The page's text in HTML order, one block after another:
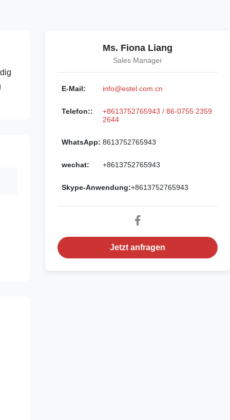
Ms. Fiona Liang
Sales Manager
E-Mail: info@estel.com.cn
Telefon::
+8613752765943 / 86-0755 2359
2644
WhatsApp: 8613752765943
wechat: +8613752765943
Skype-Anwendung:+8613752765943
Jetzt anfragen